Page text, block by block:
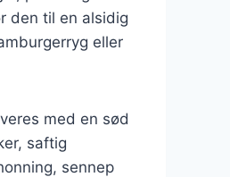
den til en alsidig
eller
med en sød
saftig
sennep